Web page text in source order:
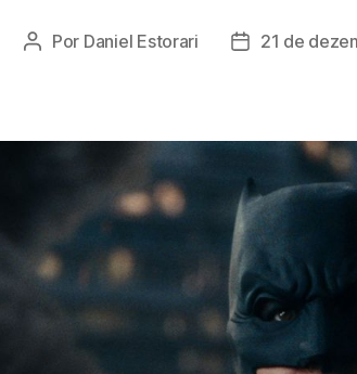
Autor
Por Daniel Estorari
Data21 de